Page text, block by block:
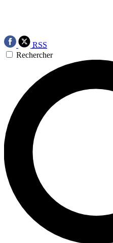
RSS
Rechercher